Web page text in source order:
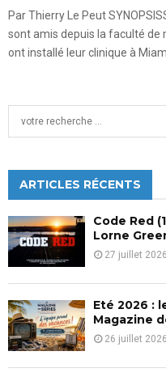
Par Thierry Le Peut
sont amis depuis la faculté de
ont installé leur clinique à Miami.
h
f
o
r
:
ARTICLES RÉCENTS
Code Red
Lorne
27 juillet 2026
Eté 2026 :
Magazine
26 juillet 2026